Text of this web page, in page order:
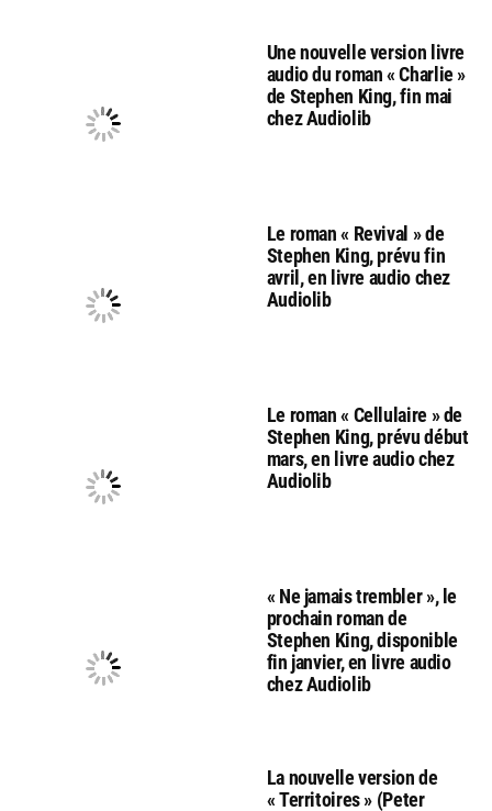
Une nouvelle version livre
audio du roman « Charlie »
de Stephen King, fin mai
chez Audiolib
Le roman « Revival » de
Stephen King, prévu fin
avril, en livre audio chez
Audiolib
Le roman « Cellulaire » de
Stephen King, prévu début
mars, en livre audio chez
Audiolib
« Ne jamais trembler », le
prochain roman de
Stephen King, disponible
fin janvier, en livre audio
chez Audiolib
La nouvelle version de
« Territoires » (Peter